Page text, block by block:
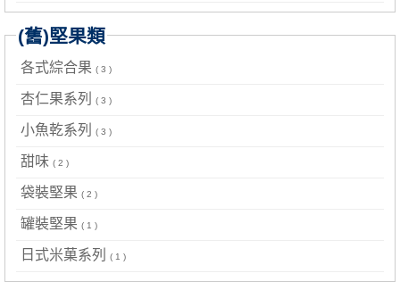
(舊)堅果類
各式綜合果 ( 3 )
杏仁果系列 ( 3 )
小魚乾系列 ( 3 )
甜味 ( 2 )
袋裝堅果 ( 2 )
罐裝堅果 ( 1 )
日式米菓系列 ( 1 )